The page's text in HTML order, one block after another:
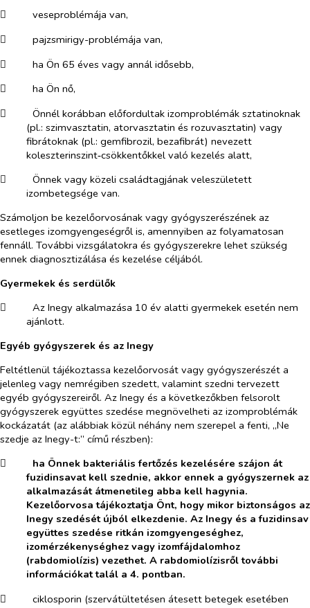
​
veseproblémája van,
​
pajzsmirigy-problémája van,
​
ha Ön 65 éves vagy annál idősebb,
​
ha Ön nő,
​
Önnél korábban előfordultak izomproblémák sztatinoknak
(pl.: szimvasztatin, atorvasztatin és rozuvasztatin) vagy
fibrátoknak (pl.: gemfibrozil, bezafibrát) nevezett
koleszterinszint‑csökkentőkkel való kezelés alatt,
​
Önnek vagy közeli családtagjának veleszületett
izombetegsége van.
Számoljon be kezelőorvosának vagy gyógyszerészének az
esetleges izomgyengeségről is, amennyiben az folyamatosan
fennáll. További vizsgálatokra és gyógyszerekre lehet szükség
ennek diagnosztizálása és kezelése céljából.
Gyermekek és serdülők
​
Az Inegy alkalmazása 10 év alatti gyermekek esetén nem
ajánlott.
Egyéb gyógyszerek és az Inegy
Feltétlenül tájékoztassa kezelőorvosát vagy gyógyszerészét a
jelenleg vagy nemrégiben szedett, valamint szedni tervezett
egyéb gyógyszereiről. Az Inegy és a következőkben felsorolt
gyógyszerek együttes szedése megnövelheti az izomproblémák
kockázatát (az alábbiak közül néhány nem szerepel a fenti, „Ne
szedje az Inegy-t:” című részben):
​
ha Önnek bakteriális fertőzés kezelésére szájon át
fuzidinsavat kell szednie, akkor ennek a gyógyszernek az
alkalmazását átmenetileg abba kell hagynia.
Kezelőorvosa tájékoztatja Önt, hogy mikor biztonságos az
Inegy szedését újból elkezdenie. Az Inegy és a fuzidinsav
együttes szedése ritkán izomgyengeséghez,
izomérzékenységhez vagy izomfájdalomhoz
(rabdomiolízis) vezethet. A rabdomiolízisről további
információkat talál a 4. pontban.
​
ciklosporin (szervátültetésen átesett betegek esetében